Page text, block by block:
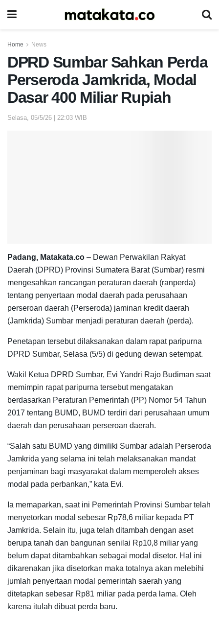
Home News
DPRD Sumbar Sahkan Perda
Perseroda Jamkrida, Modal
Dasar 400 Miliar Rupiah
Selasa, 05/5/26 | 22:03 WIB
Padang, Matakata.co – Dewan Perwakilan Rakyat
Daerah (DPRD) Provinsi Sumatera Barat (Sumbar) resmi
mengesahkan rancangan peraturan daerah (ranperda)
tentang penyertaan modal daerah pada perusahaan
perseroan daerah (Perseroda) jaminan kredit daerah
(Jamkrida) Sumbar menjadi peraturan daerah (perda).
Penetapan tersebut dilaksanakan dalam rapat paripurna
DPRD Sumbar, Selasa (5/5) di gedung dewan setempat.
Wakil Ketua DPRD Sumbar, Evi Yandri Rajo Budiman saat
memimpin rapat paripurna tersebut mengatakan
berdasarkan Peraturan Pemerintah (PP) Nomor 54 Tahun
2017 tentang BUMD, BUMD terdiri dari perusahaan umum
daerah dan perusahaan perseroan daerah.
“Salah satu BUMD yang dimiliki Sumbar adalah Perseroda
Jamkrida yang selama ini telah melaksanakan mandat
penjaminan bagi masyarakat dalam memperoleh akses
modal pada perbankan,” kata Evi.
Ia memaparkan, saat ini Pemerintah Provinsi Sumbar telah
menyetorkan modal sebesar Rp78,6 miliar kepada PT
Jamkrida. Selain itu, juga telah ditambah dengan aset
berupa tanah dan bangunan senilai Rp10,8 miliar yang
belum dapat ditambahkan sebagai modal disetor. Hal ini
dikarenakan jika disetorkan maka totalnya akan melebihi
jumlah penyertaan modal pemerintah saerah yang
ditetapkan sebesar Rp81 miliar pada perda lama. Oleh
karena itulah dibuat perda baru.